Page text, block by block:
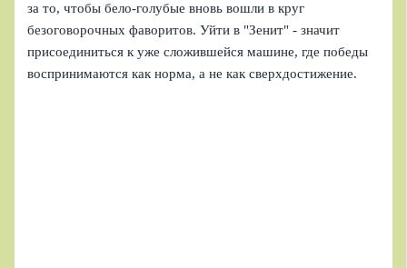
за то, чтобы бело-голубые вновь вошли в круг
безоговорочных фаворитов. Уйти в "Зенит" - значит
присоединиться к уже сложившейся машине, где победы
воспринимаются как норма, а не как сверхдостижение.